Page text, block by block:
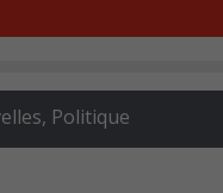
, Politique